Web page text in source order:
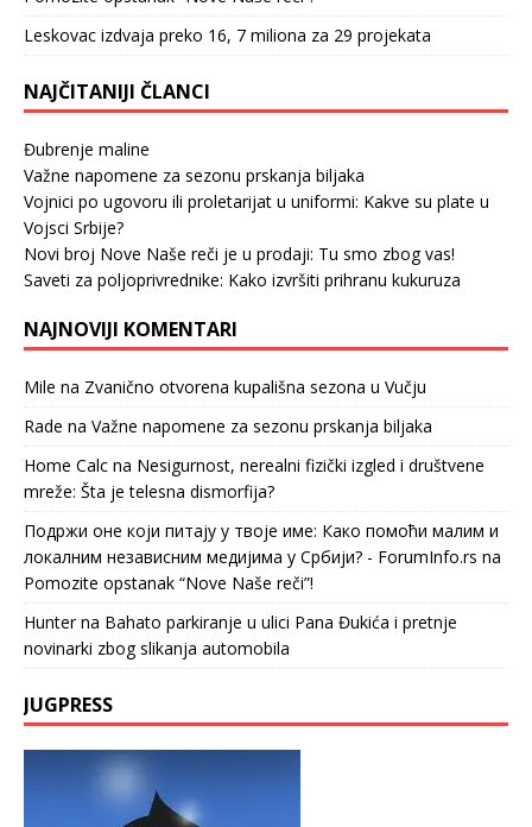
Leskovac izdvaja preko 16, 7 miliona za 29 projekata
NAJČITANIJI ČLANCI
Đubrenje maline
Važne napomene za sezonu prskanja biljaka
Vojnici po ugovoru ili proletarijat u uniformi: Kakve su plate u
Vojsci Srbije?
Novi broj Nove Naše reči je u prodaji: Tu smo zbog vas!
Saveti za poljoprivrednike: Kako izvršiti prihranu kukuruza
NAJNOVIJI KOMENTARI
Mile na Zvanično otvorena kupališna sezona u Vučju
Rade na Važne napomene za sezonu prskanja biljaka
Home Calc na Nesigurnost, nerealni fizički izgled i društvene
mreže: Šta je telesna dismorfija?
Подржи оне који питају у твоје име: Како помоћи малим и
локалним независним медијима у Србији? - ForumInfo.rs na
Pomozite opstanak “Nove Naše reči”!
Hunterna Bahato parkiranje u ulici Pana Đukića i pretnje
novinarki zbog slikanja automobila
JUGPRESS